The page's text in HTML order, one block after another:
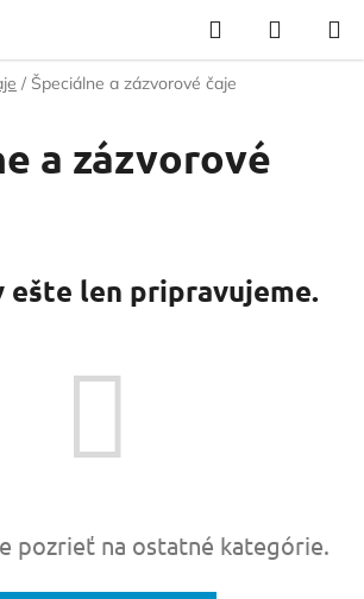
Hľadať
KOŠÍK
/ Špeciálne a zázvorové čaje
a zázvorové
ešte len pripravujeme.
pozrieť na ostatné kategórie.